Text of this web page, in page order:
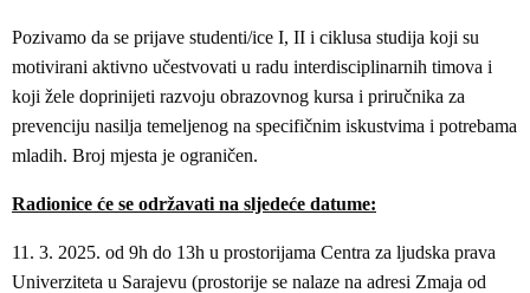
Pozivamo da se prijave studenti/ice I, II i ciklusa studija koji su
motivirani aktivno učestvovati u radu interdisciplinarnih timova i
koji žele doprinijeti razvoju obrazovnog kursa i priručnika za
prevenciju nasilja temeljenog na specifičnim iskustvima i potrebama
mladih. Broj mjesta je ograničen.
Radionice će se održavati na sljedeće datume:
11. 3. 2025. od 9h do 13h u prostorijama Centra za ljudska prava
Univerziteta u Sarajevu (prostorije se nalaze na adresi Zmaja od